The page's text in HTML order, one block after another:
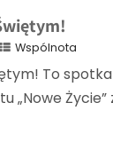
Wspólnota
To
„Nowe